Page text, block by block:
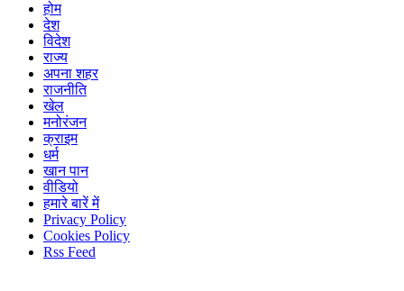
होम
देश
विदेश
राज्य
अपना शहर
राजनीति
खेल
मनोरंजन
क्राइम
धर्म
खान पान
वीडियो
हमारे बारें में
Privacy Policy
Cookies Policy
Rss Feed